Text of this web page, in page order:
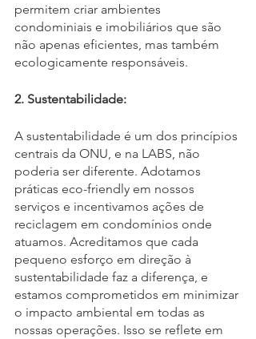
permitem criar ambientes
condominiais e imobiliários que são
não apenas eficientes, mas também
ecologicamente responsáveis.
2. Sustentabilidade:
A sustentabilidade é um dos princípios
centrais da ONU, e na LABS, não
poderia ser diferente. Adotamos
práticas eco-friendly em nossos
serviços e incentivamos ações de
reciclagem em condomínios onde
atuamos. Acreditamos que cada
pequeno esforço em direção à
sustentabilidade faz a diferença, e
estamos comprometidos em minimizar
o impacto ambiental em todas as
nossas operações. Isso se reflete em